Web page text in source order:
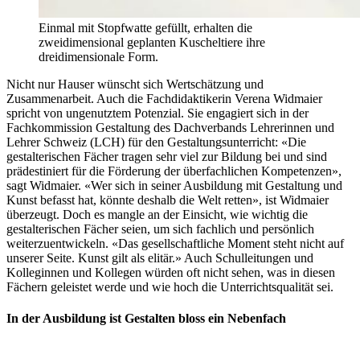
Einmal mit Stopfwatte gefüllt, erhalten die
zweidimensional geplanten Kuscheltiere ihre
dreidimensionale Form.
Nicht nur Hauser wünscht sich Wertschätzung und
Zusammenarbeit. Auch die Fachdidaktikerin Verena Widmaier
spricht von ungenutztem Potenzial. Sie engagiert sich in der
Fachkommission Gestaltung des Dachverbands Lehrerinnen und
Lehrer Schweiz (LCH) für den Gestaltungsunterricht: «Die
gestalterischen Fächer tragen sehr viel zur Bildung bei und sind
prädestiniert für die Förderung der überfachlichen Kompetenzen»,
sagt Widmaier. «Wer sich in seiner Ausbildung mit Gestaltung und
Kunst befasst hat, könnte deshalb die Welt retten», ist Widmaier
überzeugt. Doch es mangle an der Einsicht, wie wichtig die
gestalterischen Fächer seien, um sich fachlich und persönlich
weiterzuentwickeln. «Das gesellschaftliche Moment steht nicht auf
unserer Seite. Kunst gilt als elitär.» Auch Schulleitungen und
Kolleginnen und Kollegen würden oft nicht sehen, was in diesen
Fächern geleistet werde und wie hoch die Unterrichtsqualität sei.
In der Ausbildung ist Gestalten bloss ein Nebenfach